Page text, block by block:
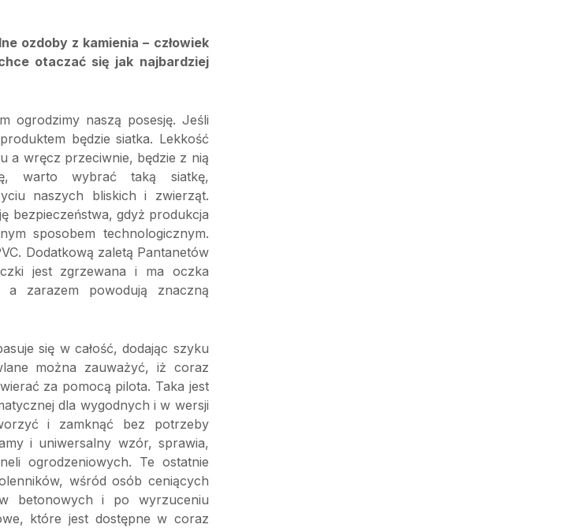
ozdoby z kamienia – człowiek
otaczać się jak najbardziej
ogrodzimy naszą posesję. Jeśli
będzie siatka. Lekkość
a wręcz przeciwnie, będzie z nią
warto wybrać taką siatkę,
naszych bliskich i zwierząt.
bezpieczeństwa, gdyż produkcja
sposobem technologicznym.
Dodatkową zaletą Pantanetów
jest zgrzewana i ma oczka
zarazem powodują znaczną
się w całość, dodając szyku
można zauważyć, iż coraz
za pomocą pilota. Taka jest
dla wygodnych i w wersji
i zamknąć bez potrzeby
i uniwersalny wzór, sprawia,
ogrodzeniowych. Te ostatnie
wśród osób ceniących
betonowych i po wyrzuceniu
które jest dostępne w coraz